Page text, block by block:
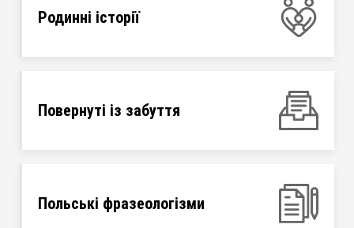
Родинні історії
Повернуті із забуття
Польські фразеологізми